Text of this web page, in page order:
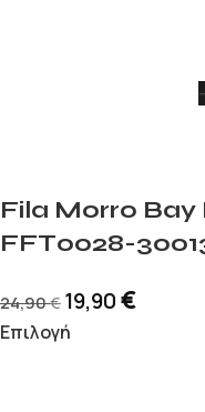
Fila Morro Bay
FFT0028-
24,90€ 19,90€
Επιλογή